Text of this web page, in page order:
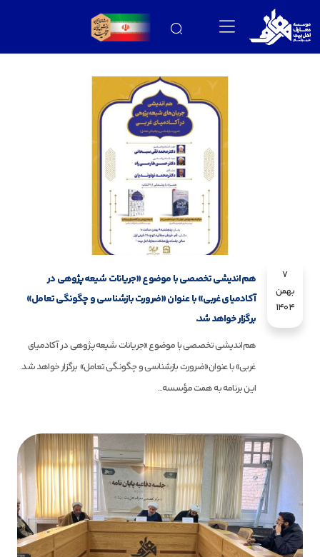
7
بهمن
1404
هم‌اندیشی تخصصی با موضوع «جریانات شیعه‌پژوهی در
آکادمیای غربی» با عنوان «ضرورت بازشناسی و چگونگی تعامل»
برگزار خواهد شد.
هم‌اندیشی تخصصی با موضوع «جریانات شیعه‌پژوهی در آکادمیای
غربی» با عنوان «ضرورت بازشناسی و چگونگی تعامل» برگزار خواهد شد.
این برنامه به همت مؤسسه...